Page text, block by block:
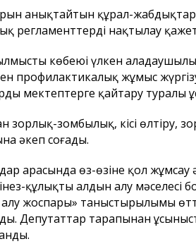
анықтайтын құрал-
регламенттерді нақтылау
көбеюі үлкен
профилактикалық жұмыс
мектептерге қайтару туралы
зорлық-зомбылық, кісі өлтіру,
әкеп соғады.
арасында өз-өзіне қол жұмсау
құлықтың алдын алу мәселесі
алу жоспары» таныстырылымы
Депутаттар тарапынан